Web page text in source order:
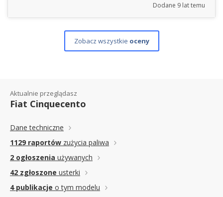
Dodane 9 lat temu
Zobacz wszystkie oceny
Aktualnie przeglądasz
Fiat Cinquecento
Dane techniczne
1129 raportów zużycia paliwa
2 ogłoszenia używanych
42 zgłoszone usterki
4 publikacje o tym modelu